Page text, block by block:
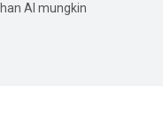
AI mungkin